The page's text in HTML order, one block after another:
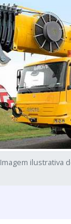
Imagem ilustrativa